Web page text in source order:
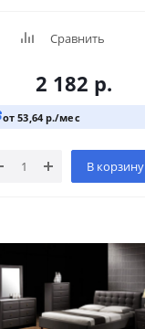
Сравнить
2 182 р.
от 53,64 р./мес
В корзину